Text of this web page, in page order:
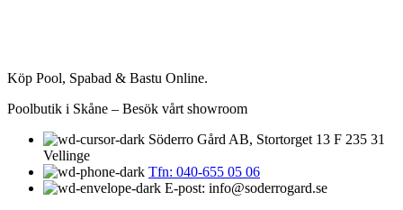
Köp Pool, Spabad & Bastu Online.
Poolbutik i Skåne – Besök vårt showroom
Söderro Gård AB, Stortorget 13 F 235 31
Vellinge
Tfn: 040-655 05 06
E-post: info@soderrogard.se